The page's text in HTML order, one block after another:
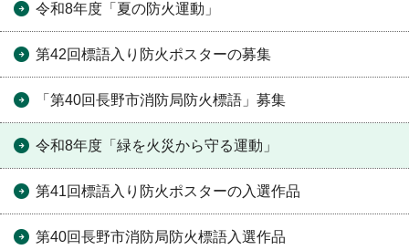
令和8年度「夏の防火運動」
第42回標語入り防火ポスターの募集
「第40回長野市消防局防火標語」募集
令和8年度「緑を火災から守る運動」
第41回標語入り防火ポスターの入選作品
第40回長野市消防局防火標語入選作品